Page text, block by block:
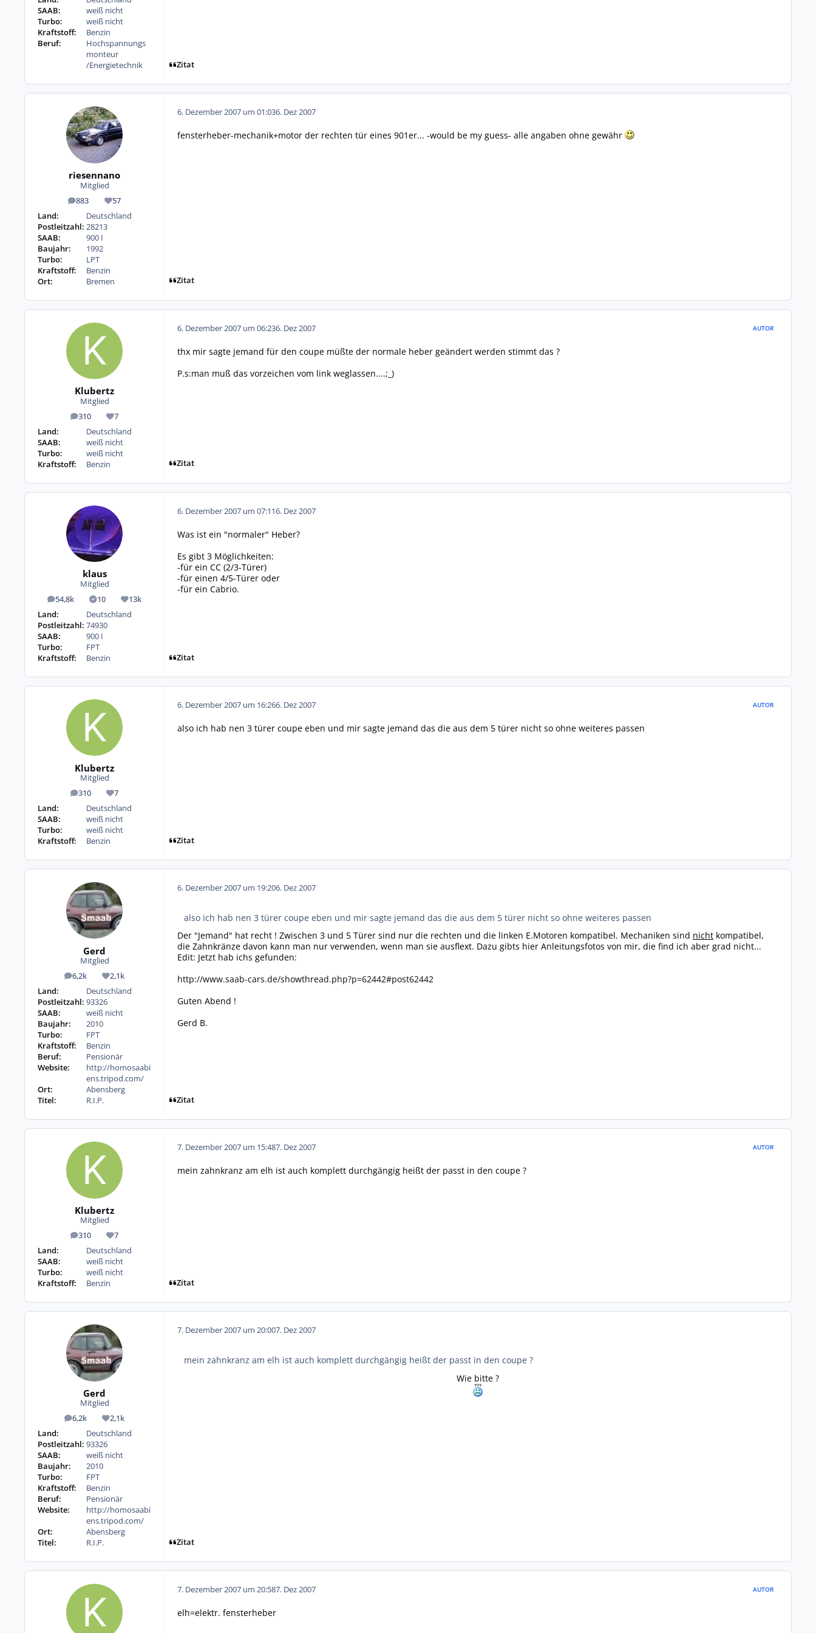
SAAB:
weiß nicht
Turbo:
weiß nicht
Kraftstoff:
Benzin
Beruf:
Hochspannungs
monteur
/Energietechnik
Zitat
riesennano
Mitglied
883
Beiträge 57
Reputation
Land:
Deutschland
Postleitzahl: 28213
SAAB:
900 I
Baujahr:
1992
Turbo:
LPT
Kraftstoff:
Benzin
Ort:
Bremen
6. Dezember 2007 um 01:036. Dez 2007
fensterheber-mechanik+motor der rechten tür eines 901er... -would be my guess- alle angaben ohne gewähr
Zitat
Klubertz
Mitglied
310
Beiträge 7
Reputation
Land:
Deutschland
SAAB:
weiß nicht
Turbo:
weiß nicht
Kraftstoff:
Benzin
6. Dezember 2007 um 06:236. Dez 2007 AUTOR
thx mir sagte jemand für den coupe müßte der normale heber geändert werden stimmt das ?
P.s:man muß das vorzeichen vom link weglassen....;_)
Zitat
klaus
Mitglied
54,8k
Beiträge 10
Lösungen13k
Reputation
Land:
Deutschland
Postleitzahl: 74930
SAAB:
900 I
Turbo:
FPT
Kraftstoff:
Benzin
6. Dezember 2007 um 07:116. Dez 2007
Was ist ein "normaler" Heber?
Es gibt 3 Möglichkeiten:
-für ein CC (2/3-Türer)
-für einen 4/5-Türer oder
-für ein Cabrio.
Zitat
Klubertz
Mitglied
310
Beiträge 7
Reputation
Land:
Deutschland
SAAB:
weiß nicht
Turbo:
weiß nicht
Kraftstoff:
Benzin
6. Dezember 2007 um 16:266. Dez 2007 AUTOR
also ich hab nen 3 türer coupe eben und mir sagte jemand das die aus dem 5 türer nicht so ohne weiteres passen
Zitat
Gerd
Mitglied
6,2k
Beiträge 2,1k
Reputation
Land:
Deutschland
Postleitzahl: 93326
SAAB:
weiß nicht
Baujahr:
2010
Turbo:
FPT
Kraftstoff:
Benzin
Beruf:
Pensionär
Website:
http://homosaabi
ens.tripod.com/
Ort:
Abensberg
Titel:
R.I.P.
6. Dezember 2007 um 19:206. Dez 2007
also ich hab nen 3 türer coupe eben und mir sagte jemand das die aus dem 5 türer nicht so ohne weiteres passen
Der "Jemand" hat recht ! Zwischen 3 und 5 Türer sind nur die rechten und die linken E.Motoren kompatibel. Mechaniken sind nicht kompatibel,
die Zahnkränze davon kann man nur verwenden, wenn man sie ausflext. Dazu gibts hier Anleitungsfotos von mir, die find ich aber grad nicht...
Edit: Jetzt hab ichs gefunden:
http://www.saab-cars.de/showthread.php?p=62442#post62442
Guten Abend !
Gerd B.
Zitat
Klubertz
Mitglied
310
Beiträge 7
Reputation
Land:
Deutschland
SAAB:
weiß nicht
Turbo:
weiß nicht
Kraftstoff:
Benzin
7. Dezember 2007 um 15:487. Dez 2007 AUTOR
mein zahnkranz am elh ist auch komplett durchgängig heißt der passt in den coupe ?
Zitat
Gerd
Mitglied
6,2k
Beiträge 2,1k
Reputation
Land:
Deutschland
Postleitzahl: 93326
SAAB:
weiß nicht
Baujahr:
2010
Turbo:
FPT
Kraftstoff:
Benzin
Beruf:
Pensionär
Website:
http://homosaabi
ens.tripod.com/
Ort:
Abensberg
Titel:
R.I.P.
7. Dezember 2007 um 20:007. Dez 2007
mein zahnkranz am elh ist auch komplett durchgängig heißt der passt in den coupe ?
Wie bitte ?
Zitat
7. Dezember 2007 um 20:587. Dez 2007 AUTOR
elh=elektr. fensterheber